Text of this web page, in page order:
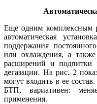
Еще одним комплексным
автоматическая
поддержания
или охлаждения, а
расширений и подпитки
дегазации. На рис. 2
могут входить в ее
БТП, вариативен:
применения.